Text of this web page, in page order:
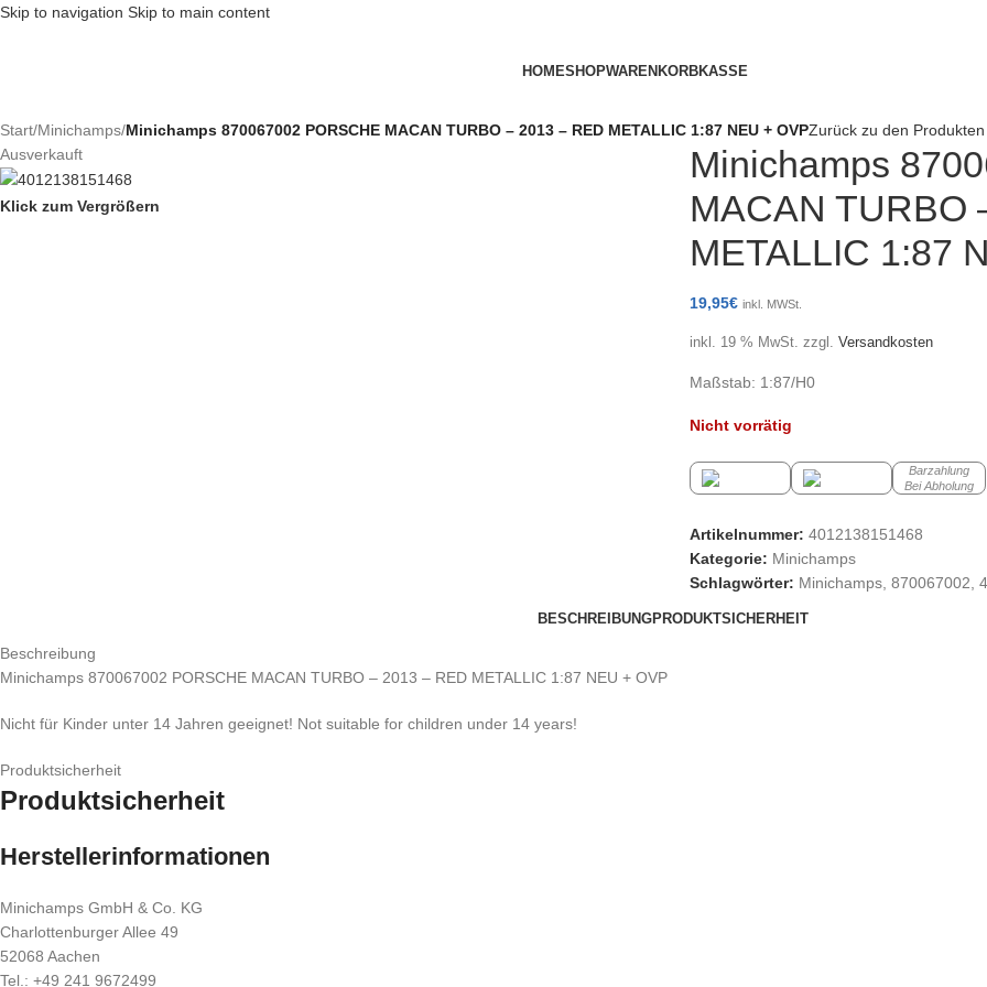
Skip to navigation Skip to main content
HOMESHOPWARENKORBKASSE
Start/Minichamps/Minichamps 870067002 PORSCHE MACAN TURBO – 2013 – RED METALLIC 1:87 NEU + OVPZurück zu den Produkten
Ausverkauft
Klick zum Vergrößern
Minichamps
MACAN TURBO
METALLIC 1:87
19,95€ inkl. MWSt.
inkl. 19 % MwSt. zzgl. Versandkosten
Maßstab: 1:87/H0
Nicht vorrätig
Barzahlung
Bei Abholung
Artikelnummer: 4012138151468
Kategorie: Minichamps
Schlagwörter: Minichamps, 870067002
BESCHREIBUNGPRODUKTSICHERHEIT
Beschreibung
Minichamps 870067002 PORSCHE MACAN TURBO – 2013 – RED METALLIC 1:87 NEU + OVP
Nicht für Kinder unter 14 Jahren geeignet! Not suitable for children under 14 years!
Produktsicherheit
Produktsicherheit
Herstellerinformationen
Minichamps GmbH & Co. KG
Charlottenburger Allee 49
52068 Aachen
Tel.: +49 241 9672499